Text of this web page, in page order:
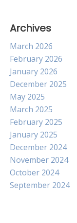
Archives
March 2026
February 2026
January 2026
December 2025
May 2025
March 2025
February 2025
January 2025
December 2024
November 2024
October 2024
September 2024